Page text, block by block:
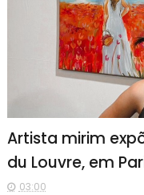
Artista mirim
du Louvre, em
03:00